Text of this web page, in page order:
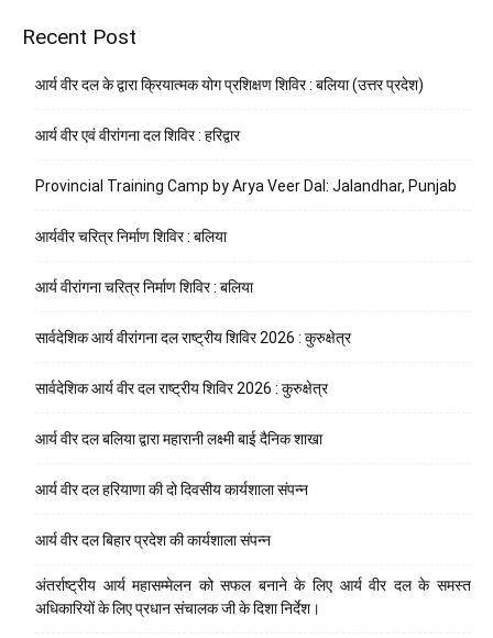
Recent Post
आर्य वीर दल के द्वारा क्रियात्मक योग प्रशिक्षण शिविर : बलिया (उत्तर प्रदेश)
आर्य वीर एवं वीरांगना दल शिविर : हरिद्वार
Provincial Training Camp by Arya Veer Dal: Jalandhar, Punjab
आर्यवीर चरित्र निर्माण शिविर : बलिया
आर्य वीरांगना चरित्र निर्माण शिविर : बलिया
सार्वदेशिक आर्य वीरांगना दल राष्ट्रीय शिविर 2026 : कुरुक्षेत्र
सार्वदेशिक आर्य वीर दल राष्ट्रीय शिविर 2026 : कुरुक्षेत्र
आर्य वीर दल बलिया द्वारा महारानी लक्ष्मी बाई दैनिक शाखा
आर्य वीर दल हरियाणा की दो दिवसीय कार्यशाला संपन्न
आर्य वीर दल बिहार प्रदेश की कार्यशाला संपन्न
अंतर्राष्ट्रीय आर्य महासम्मेलन को सफल बनाने के लिए आर्य वीर दल के समस्त
अधिकारियों के लिए प्रधान संचालक जी के दिशा निर्देश।